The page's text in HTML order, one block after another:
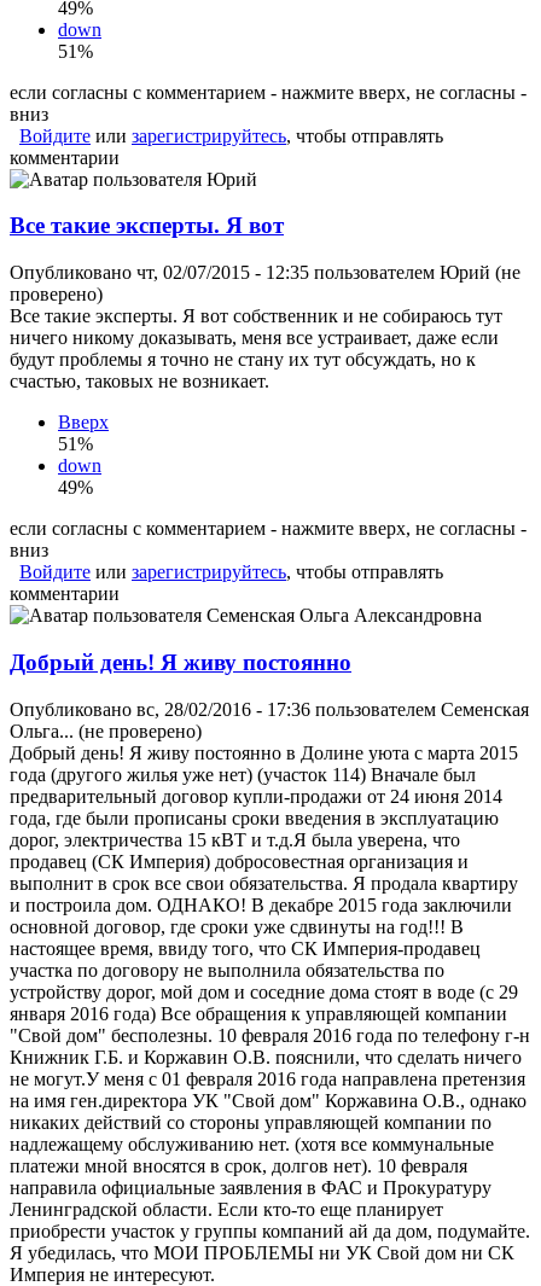
49%
down
51%
если согласны с комментарием - нажмите вверх, не согласны -
вниз
Войдите или зарегистрируйтесь, чтобы отправлять
комментарии
Все такие эксперты. Я вот
Опубликовано чт, 02/07/2015 - 12:35 пользователем Юрий (не
проверено)
Все такие эксперты. Я вот собственник и не собираюсь тут
ничего никому доказывать, меня все устраивает, даже если
будут проблемы я точно не стану их тут обсуждать, но к
счастью, таковых не возникает.
Вверх
51%
down
49%
если согласны с комментарием - нажмите вверх, не согласны -
вниз
Войдите или зарегистрируйтесь, чтобы отправлять
комментарии
Добрый день! Я живу постоянно
Опубликовано вс, 28/02/2016 - 17:36 пользователем Семенская
Ольга... (не проверено)
Добрый день! Я живу постоянно в Долине уюта с марта 2015
года (другого жилья уже нет) (участок 114) Вначале был
предварительный договор купли-продажи от 24 июня 2014
года, где были прописаны сроки введения в эксплуатацию
дорог, электричества 15 кВТ и т.д.Я была уверена, что
продавец (СК Империя) добросовестная организация и
выполнит в срок все свои обязательства. Я продала квартиру
и построила дом. ОДНАКО! В декабре 2015 года заключили
основной договор, где сроки уже сдвинуты на год!!! В
настоящее время, ввиду того, что СК Империя-продавец
участка по договору не выполнила обязательства по
устройству дорог, мой дом и соседние дома стоят в воде (с 29
января 2016 года) Все обращения к управляющей компании
"Свой дом" бесполезны. 10 февраля 2016 года по телефону г-н
Книжник Г.Б. и Коржавин О.В. пояснили, что сделать ничего
не могут.У меня с 01 февраля 2016 года направлена претензия
на имя ген.директора УК "Свой дом" Коржавина О.В., однако
никаких действий со стороны управляющей компании по
надлежащему обслуживанию нет. (хотя все коммунальные
платежи мной вносятся в срок, долгов нет). 10 февраля
направила официальные заявления в ФАС и Прокуратуру
Ленинградской области. Если кто-то еще планирует
приобрести участок у группы компаний ай да дом, подумайте.
Я убедилась, что МОИ ПРОБЛЕМЫ ни УК Свой дом ни СК
Империя не интересуют.